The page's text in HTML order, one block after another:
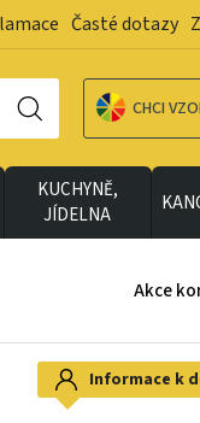
Časté dotazy
CHCI
KUCHYNĚ,
JÍDELNA
Akce
Informace k